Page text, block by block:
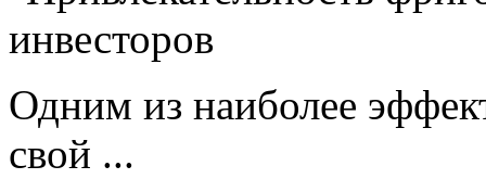
Одним из наиболее
свой ...